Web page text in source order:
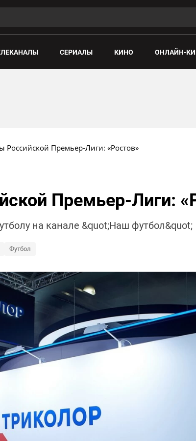
СЕРИАЛЫ КИНО ОНЛАЙН-
Российской Премьер-Лиги: «Ростов»
Премьер-Лиги:
на канале &quot;Наш футбол&quot;
Футбол